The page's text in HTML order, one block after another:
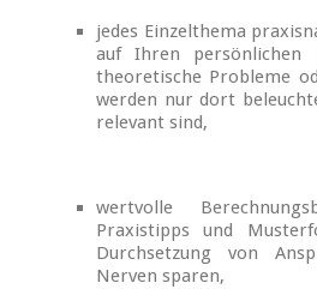
jedes Einzelthema
auf Ihren persönlichen
theoretische Probleme
werden nur dort
relevant sind,
wertvolle
Praxistipps und
Durchsetzung von
Nerven sparen,